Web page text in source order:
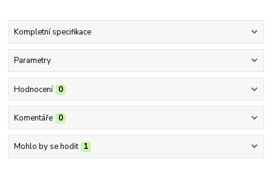
Kompletní specifikace
Parametry
Hodnocení 0
Komentáře 0
Mohlo by se hodit 1